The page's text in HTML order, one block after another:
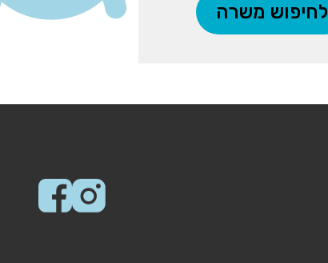
לחיפוש משרה